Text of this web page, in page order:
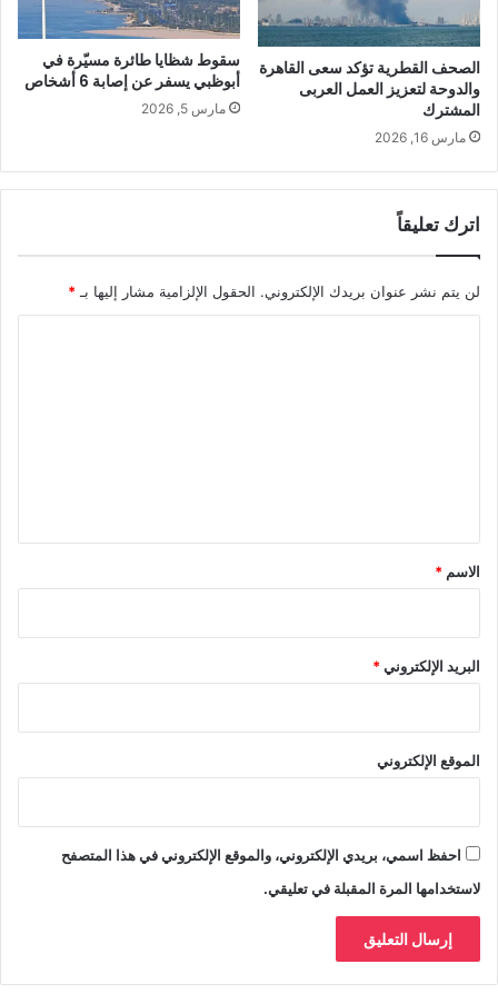
الصحف القطرية تؤكد سعى القاهرة
والدوحة لتعزيز العمل العربى
المشترك
مارس 16, 2026
سقوط شظايا طائرة مسيّرة في
أبوظبي يسفر عن إصابة 6 أشخاص
مارس 5, 2026
اترك تعليقاً
لن يتم نشر عنوان بريدك الإلكتروني. الحقول الإلزامية مشار إليها بـ*
*
الاسم *
البريد الإلكتروني*
الموقع الإلكتروني
احفظ اسمي، بريدي الإلكتروني، والموقع الإلكتروني في هذا المتصفح
لاستخدامها المرة المقبلة في تعليقي.